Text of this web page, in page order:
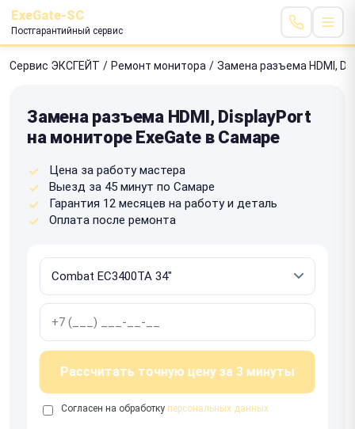
ExeGate-SC
Постгарантийный сервис
Сервис ЭКСГЕЙТ / Ремонт монитора / Замена разъема HDMI,
Замена разъема HDMI, DisplayPort
на мониторе ExeGate в Самаре
Цена за работу мастера
Выезд за 45 минут по Самаре
Гарантия 12 месяцев на работу и деталь
Оплата после ремонта
Рассчитать точную цену за 3 минуты
Согласен на обработку персональных данных